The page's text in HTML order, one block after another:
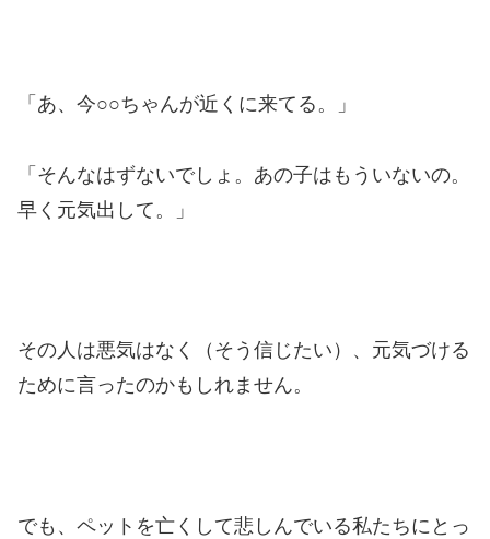
「あ、今○○ちゃんが近くに来てる。」
「そんなはずないでしょ。あの子はもういないの。
早く元気出して。」
その人は悪気はなく（そう信じたい）、元気づける
ために言ったのかもしれません。
でも、ペットを亡くして悲しんでいる私たちにとっ